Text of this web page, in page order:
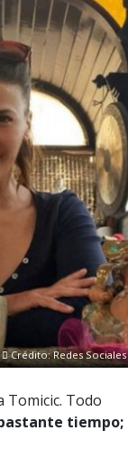
Crédito: Redes Sociales
Tomicic. Todo
tiempo;